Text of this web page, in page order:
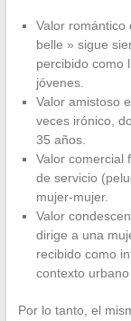
Valor romántico
belle » sigue
percibido como
jóvenes.
Valor amistoso
veces irónico,
35 años.
Valor comercial
de servicio
mujer-mujer.
Valor
dirige a una
recibido como
contexto
Por lo tanto, el